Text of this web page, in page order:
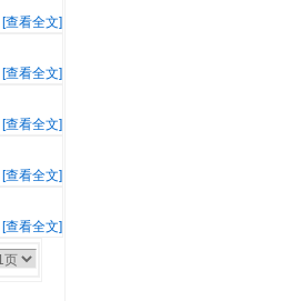
[查看全文]
[查看全文]
[查看全文]
[查看全文]
[查看全文]